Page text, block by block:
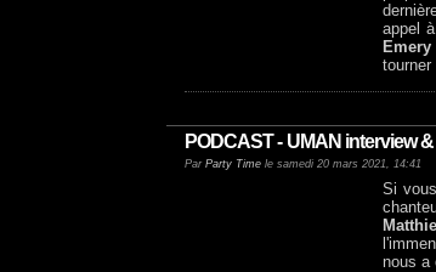
appel
PODCAST - UMAN interview
Par Party Time le samedi 20 mars 2021, 14:41
Si
nous a